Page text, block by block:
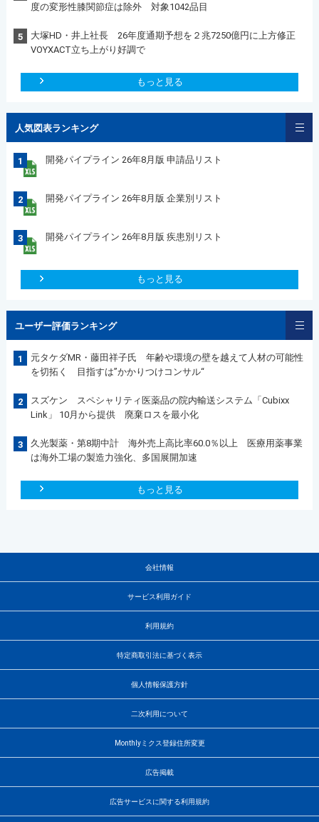
度の変形性膝関節症は除外 対象1042品目
5
大塚HD・井上社長 26年度通期予想を２兆7250億円に上方修正
VOYXACT立ち上がり好調で
もっと見る
人気図表ランキング
1 開発パイプライン 26年8月版 申請品リスト
2 開発パイプライン 26年8月版 企業別リスト
3 開発パイプライン 26年8月版 疾患別リスト
もっと見る
ユーザー評価ランキング
1
元タケダMR・藤田祥子氏 年齢や環境の壁を越えて人材の可能性
を切拓く 目指すは”かかりつけコンサル“
2
スズケン スペシャリティ医薬品の院内輸送システム「Cubixx
Link」 10月から提供 廃棄ロスを最小化
3
久光製薬・第8期中計 海外売上高比率60.0％以上 医療用薬事業
は海外工場の製造力強化、多国展開加速
もっと見る
会社情報
サービス利用ガイド
利用規約
特定商取引法に基づく表示
個人情報保護方針
二次利用について
Monthlyミクス登録住所変更
広告掲載
広告サービスに関する利用規約